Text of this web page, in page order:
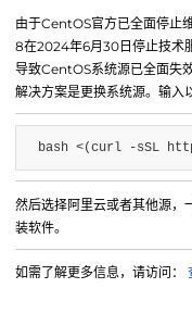
微信公众号
IDC/ISP证号 B1-
由于CentOS官方已全面停止
8在2024年6月30日停止技术
导致CentOS系统源已全面失
解决方案是更换系统源。输入
bash <(curl -sSL
然后选择阿里云或者其他源，
装软件。
如需了解更多信息，请访问：